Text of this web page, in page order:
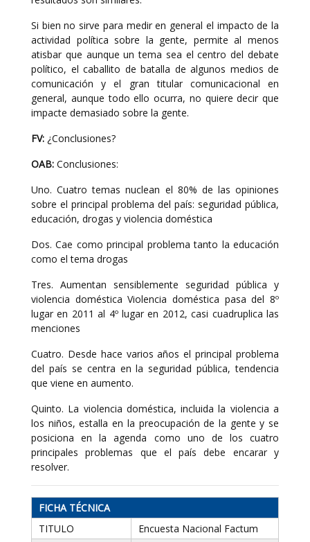
Si bien no sirve para medir en general el impacto de la
actividad política sobre la gente, permite al menos
atisbar que aunque un tema sea el centro del debate
político, el caballito de batalla de algunos medios de
comunicación y el gran titular comunicacional en
general, aunque todo ello ocurra, no quiere decir que
impacte demasiado sobre la gente.
FV: ¿Conclusiones?
OAB: Conclusiones:
Uno. Cuatro temas nuclean el 80% de las opiniones
sobre el principal problema del país: seguridad pública,
educación, drogas y violencia doméstica
Dos. Cae como principal problema tanto la educación
como el tema drogas
Tres. Aumentan sensiblemente seguridad pública y
violencia doméstica Violencia doméstica pasa del 8º
lugar en 2011 al 4º lugar en 2012, casi cuadruplica las
menciones
Cuatro. Desde hace varios años el principal problema
del país se centra en la seguridad pública, tendencia
que viene en aumento.
Quinto. La violencia doméstica, incluida la violencia a
los niños, estalla en la preocupación de la gente y se
posiciona en la agenda como uno de los cuatro
principales problemas que el país debe encarar y
resolver.
FICHA TÉCNICA
TITULO
Encuesta Nacional Factum